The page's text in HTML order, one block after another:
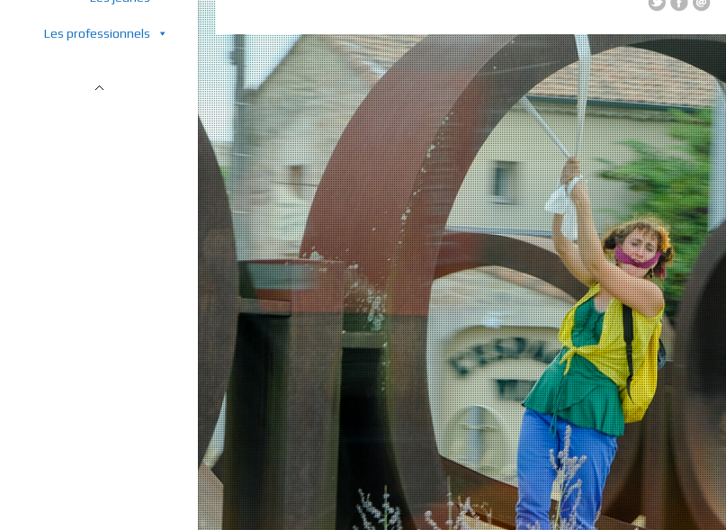
Les professionnels